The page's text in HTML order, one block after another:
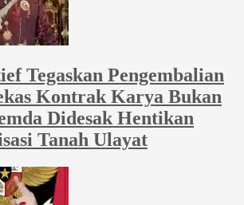
Tegaskan Pengembalian
Kontrak Karya Bukan
Didesak Hentikan
Tanah Ulayat